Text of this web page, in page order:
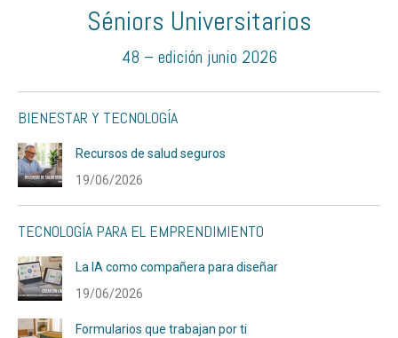
Séniors Universitarios
48 – edición junio 2026
BIENESTAR Y TECNOLOGÍA
Recursos de salud seguros
19/06/2026
TECNOLOGÍA PARA EL EMPRENDIMIENTO
La IA como compañera para diseñar
19/06/2026
Formularios que trabajan por ti